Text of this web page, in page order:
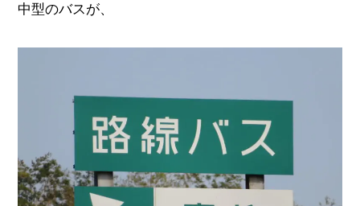
中型のバスが、